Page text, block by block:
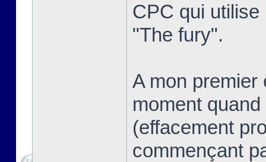
CPC qui
"The fury".
A mon premier
moment
(effacement
commençant